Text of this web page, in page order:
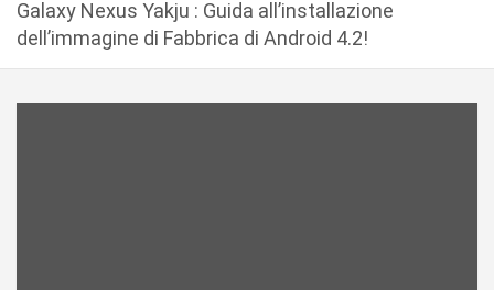
Galaxy Nexus Yakju : Guida all’installazione
dell’immagine di Fabbrica di Android 4.2!